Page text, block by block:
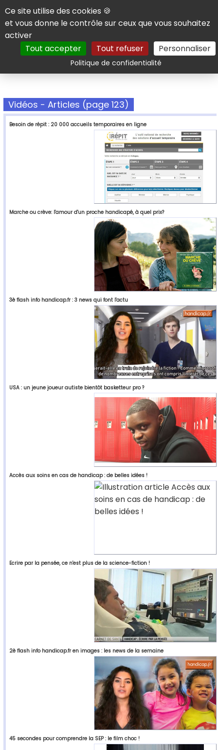
Panneau de gestion des cookies
Ce site utilise des cookies 🍪
et vous donne le contrôle sur ceux que vous souhaitez
activer
Tout accepter
Tout refuser Personnaliser
Politique de confidentialitéRechercher
Vidéos - Articles (page 123)
Besoin de répit : 20 000 accueils temporaires en ligne
Marche ou crève: l'amour d'un proche handicapé, à quel prix?
3è flash info handicap.fr : 3 news qui font l'actu
USA : un jeune joueur autiste bientôt basketteur pro ?
Accès aux soins en cas de handicap : de belles idées !
Ecrire par la pensée, ce n'est plus de la science-fiction !
2è flash info handicap.fr en images : les news de la semaine
45 secondes pour comprendre la SEP : le film choc !